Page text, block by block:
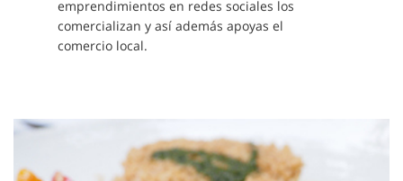
emprendimientos en redes sociales los
comercializan y así además apoyas el
comercio local.